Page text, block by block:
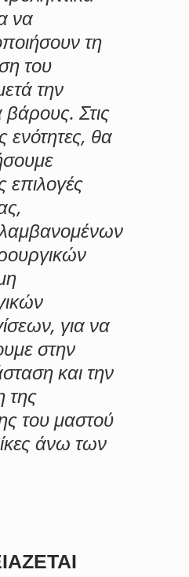
να
τη
του
την
Στις
ενότητες, θα
επιλογές
για να
στην
και την
της
του μαστού
άνω των